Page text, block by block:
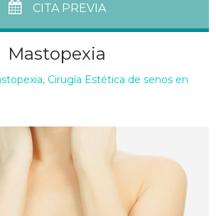
CITA PREVIA
Mastopexia
Cirugía Estética de senos en